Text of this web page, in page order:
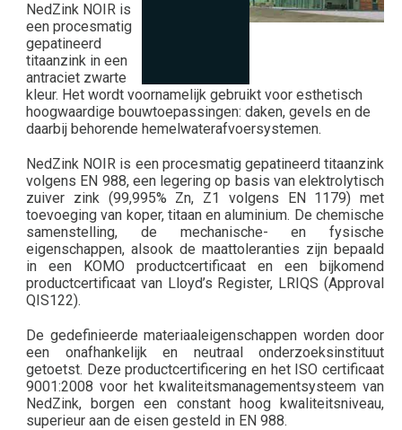
NedZink NOIR is
een procesmatig
gepatineerd
titaanzink in een
antraciet zwarte
kleur. Het wordt voornamelijk gebruikt voor esthetisch
hoogwaardige bouwtoepassingen: daken, gevels en de
daarbij behorende hemelwaterafvoersystemen.
NedZink NOIR is een procesmatig gepatineerd titaanzink
volgens EN 988, een legering op basis van elektrolytisch
zuiver zink (99,995% Zn, Z1 volgens EN 1179) met
toevoeging van koper, titaan en aluminium. De chemische
samenstelling, de mechanische- en fysische
eigenschappen, alsook de maattoleranties zijn bepaald
in een KOMO productcertificaat en een bijkomend
productcertificaat van Lloyd’s Register, LRIQS (Approval
QIS122).
De gedefinieerde materiaaleigenschappen worden door
een onafhankelijk en neutraal onderzoeksinstituut
getoetst. Deze productcertificering en het ISO certificaat
9001:2008 voor het kwaliteitsmanagementsysteem van
NedZink, borgen een constant hoog kwaliteitsniveau,
superieur aan de eisen gesteld in EN 988.